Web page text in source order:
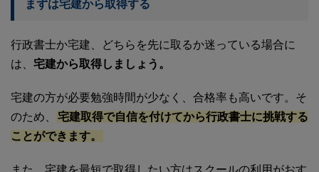
まずは宅建から取得する
行政書士か宅建、どちらを先に取るか迷っている場合に
は、 宅建から取得しましょう。
宅建の方が必要勉強時間が少なく、合格率も高いです。そ
のため、
宅建取得で自信を付けてから行政書士に挑戦する
ことができます。
また、宅建を最短で取得したい方はスクールの利用がおす